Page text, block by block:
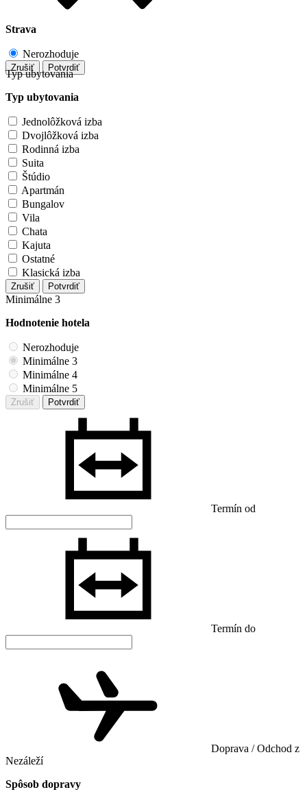
Strava
Nerozhoduje
Zrušiť Potvrdiť
Typ ubytovania
Typ ubytovania
Jednolôžková izba
Dvojlôžková izba
Rodinná izba
Suita
Štúdio
Apartmán
Bungalov
Vila
Chata
Kajuta
Ostatné
Klasická izba
Zrušiť Potvrdiť
Minimálne 3
Hodnotenie hotela
Nerozhoduje
Minimálne 3
Minimálne 4
Minimálne 5
Zrušiť Potvrdiť
Termín od
Termín do
Doprava / Odchod z
Nezáleží
Spôsob dopravy